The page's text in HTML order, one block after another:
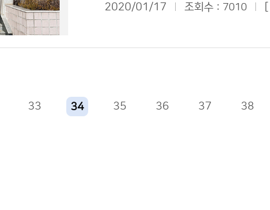
2020/01/17 조회수 : 7010
33 34 35 36 37 38